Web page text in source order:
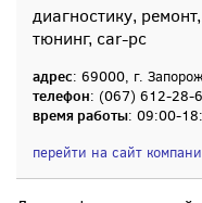
диагностику,
тюнинг, car-pc
адрес: 69000, г.
телефон: (067) 612-28-
время работы: 09:00-
перейти на сайт